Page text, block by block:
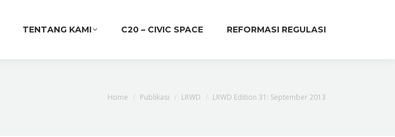
TENTANG KAMI C20 – CIVIC SPACE REFORMASI REGULASI
You are here:
Home Publikasi LRWD LRWD Edition 31: September 2013